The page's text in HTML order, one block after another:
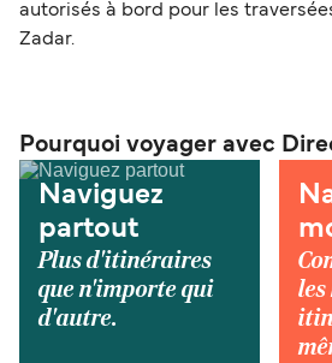
autorisés à bord pour les
Zadar.
Pourquoi voyager avec
Naviguez
partout
Plus d'itinéraires
que n'importe qui
d'autre.